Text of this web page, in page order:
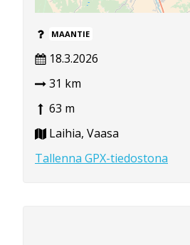
MAANTIE
18.3.2026
31 km
63 m
Laihia, Vaasa
Tallenna GPX-tiedostona